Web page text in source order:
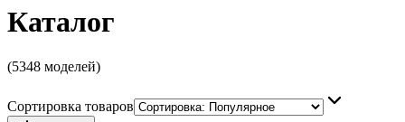
Каталог
(5348 моделей)
Сортировка товаров